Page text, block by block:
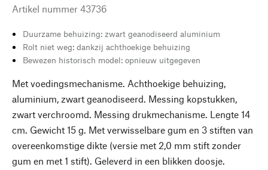
Artikel nummer 43736
Duurzame behuizing: zwart geanodiseerd aluminium
Rolt niet weg: dankzij achthoekige behuizing
Bewezen historisch model: opnieuw uitgegeven
Met voedingsmechanisme. Achthoekige behuizing,
aluminium, zwart geanodiseerd. Messing kopstukken,
zwart verchroomd. Messing drukmechanisme. Lengte 14
cm. Gewicht 15 g. Met verwisselbare gum en 3 stiften van
overeenkomstige dikte (versie met 2,0 mm stift zonder
gum en met 1 stift). Geleverd in een blikken doosje.